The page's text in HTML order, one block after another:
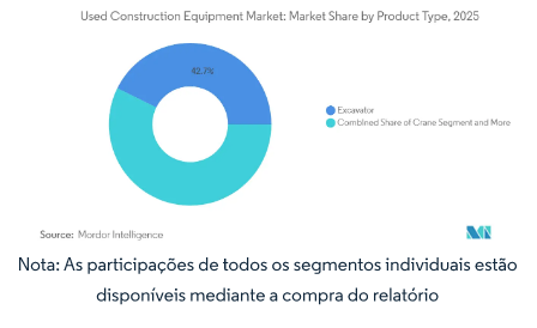
Imagem © Mordor Intelligence. O reuso requer atribuição conforme CC BY 4.0.